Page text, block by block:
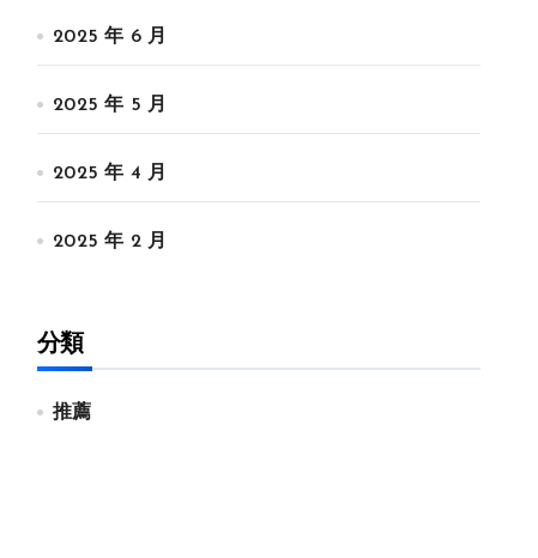
2025 年 6 月
2025 年 5 月
2025 年 4 月
2025 年 2 月
分類
推薦